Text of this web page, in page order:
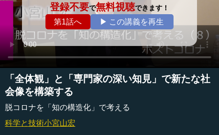
登録不要で無料視聴できます！
第1話へ ▶ この講義を再生
「全体観」と「専門家の深い知見」で新たな社
会像を構築する
脱コロナを「知の構造化」で考える
科学と技術小宮山宏